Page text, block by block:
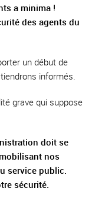
a minima !
des agents du
un début de
informés.
grave qui suppose
doit se
nos
service public.
sécurité.